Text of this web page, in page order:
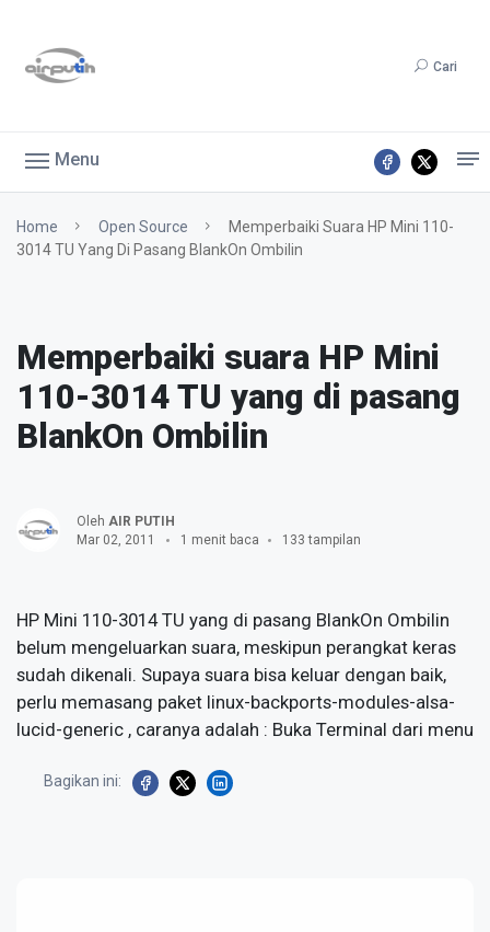
Cari
Menu
Home Open Source
Memperbaiki Suara HP Mini 110-
3014 TU Yang Di Pasang BlankOn Ombilin
Memperbaiki suara HP Mini
110-3014 TU yang di pasang
BlankOn Ombilin
Oleh AIR PUTIH
Mar 02, 2011
1 menit baca 133 tampilan
HP Mini 110-3014 TU yang di pasang BlankOn Ombilin
belum mengeluarkan suara, meskipun perangkat keras
sudah dikenali. Supaya suara bisa keluar dengan baik,
perlu memasang paket linux-backports-modules-alsa-
lucid-generic , caranya adalah : Buka Terminal dari menu
Bagikan ini: